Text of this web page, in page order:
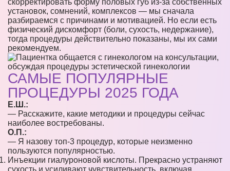
скорректировать форму половых губ из-за собственных
установок, сомнений, комплексов — мы сначала
разбираемся с причинами и мотивацией. Но если есть
физический дискомфорт (боли, сухость, недержание),
тогда процедуры действительно показаны, мы их сами
рекомендуем.
САМЫЕ ПОПУЛЯРНЫЕ
ПРОЦЕДУРЫ 2025 ГОДА
Е.Ш.:
— Расскажите, какие методики и процедуры сейчас
наиболее востребованы.
О.П.:
— Я назову топ-3 процедур, которые неизменно
пользуются популярностью.
Инъекции гиалуроновой кислоты. Прекрасно устраняют
сухость и усиливают чувствительность, включая